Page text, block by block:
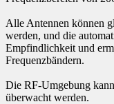
Alle Antennen können
werden, und die
Empfindlichkeit und
Frequenzbändern.
Die RF-Umgebung
überwacht werden.